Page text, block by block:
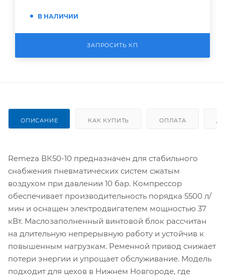
В НАЛИЧИИ
ЗАПРОСИТЬ КП
ОПИСАНИЕ КАК КУПИТЬ ОПЛАТА
Remeza ВК50-10 предназначен для стабильного
снабжения пневматических систем сжатым
воздухом при давлении 10 бар. Компрессор
обеспечивает производительность порядка 5500 л/
мин и оснащен электродвигателем мощностью 37
кВт. Маслозаполненный винтовой блок рассчитан
на длительную непрерывную работу и устойчив к
повышенным нагрузкам. Ременной привод снижает
потери энергии и упрощает обслуживание. Модель
подходит для цехов в Нижнем Новгороде, где